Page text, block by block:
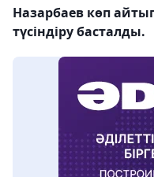
Назарбаев көп
түсіндіру басталды.